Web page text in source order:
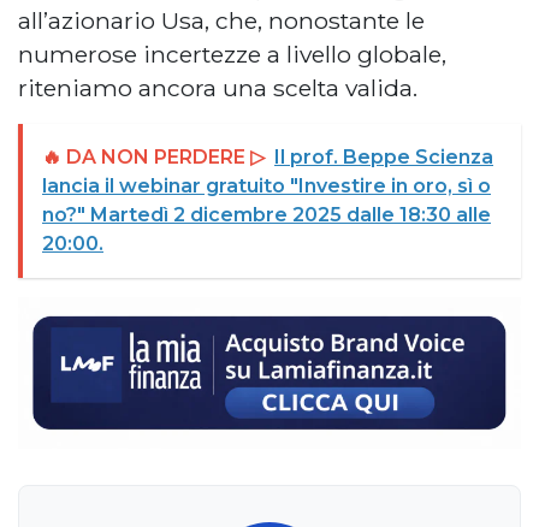
all’azionario Usa, che, nonostante le
numerose incertezze a livello globale,
riteniamo ancora una scelta valida.
🔥 DA NON PERDERE ▷
Il prof. Beppe Scienza
lancia il webinar gratuito "Investire in oro, sì o
no?" Martedì 2 dicembre 2025 dalle 18:30 alle
20:00.